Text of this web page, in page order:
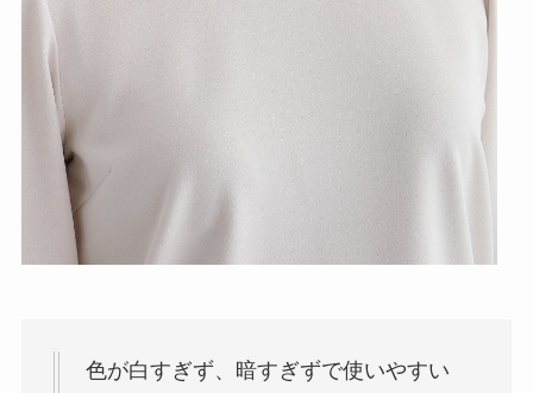
色が白すぎず、暗すぎずで使いやすい